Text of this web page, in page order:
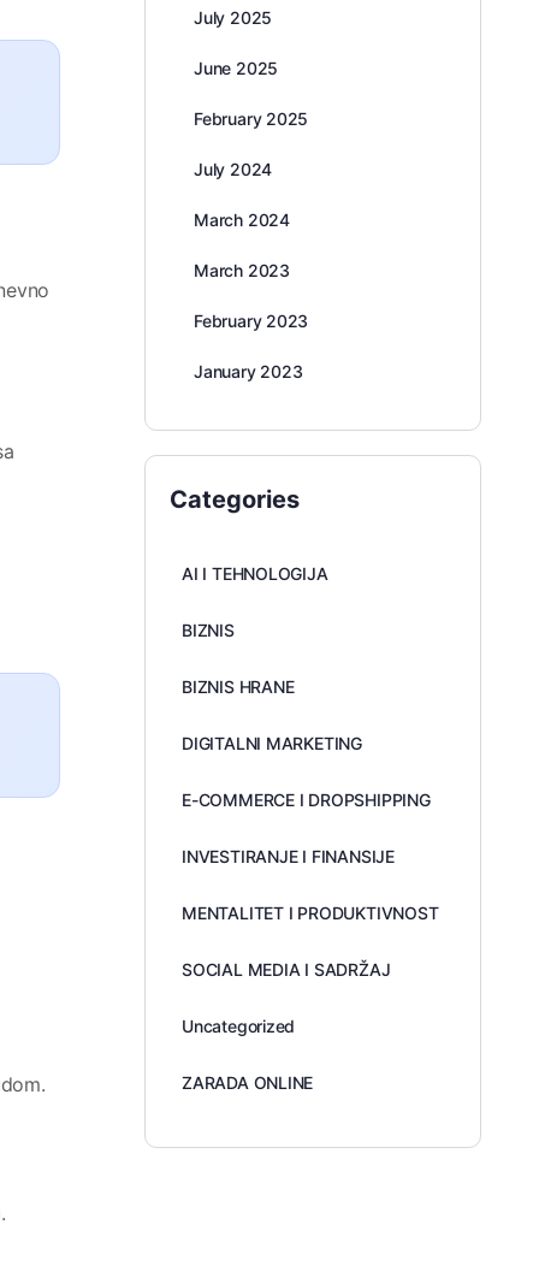
July 2025
June 2025
February 2025
July 2024
March 2024
March 2023
February 2023
January 2023
Categories
AI I TEHNOLOGIJA
BIZNIS
BIZNIS HRANE
DIGITALNI MARKETING
E-COMMERCE I DROPSHIPPING
INVESTIRANJE I FINANSIJE
MENTALITET I PRODUKTIVNOST
SOCIAL MEDIA I SADRŽAJ
Uncategorized
ZARADA ONLINE